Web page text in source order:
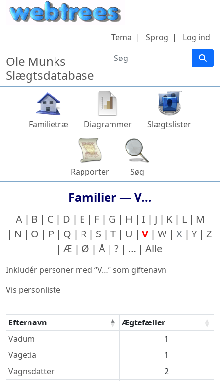
Hop til indhold
Ole Munks
Slægtsdatabase
Søg
Tema Sprog Log ind
Familietræ Diagrammer Slægtslister
Rapporter Søg
Familier — V…
A B C D E F G H I J K L
M
N
O P Q R S T U V W X Y
Z
Æ
Ø Å ? … Alle
Inkludér personer med “V…” som giftenavn
Vis personliste
Efternavne
Efternavn
Ægtefæller
Vadum
1
Vagetia
1
Vagnsdatter
2